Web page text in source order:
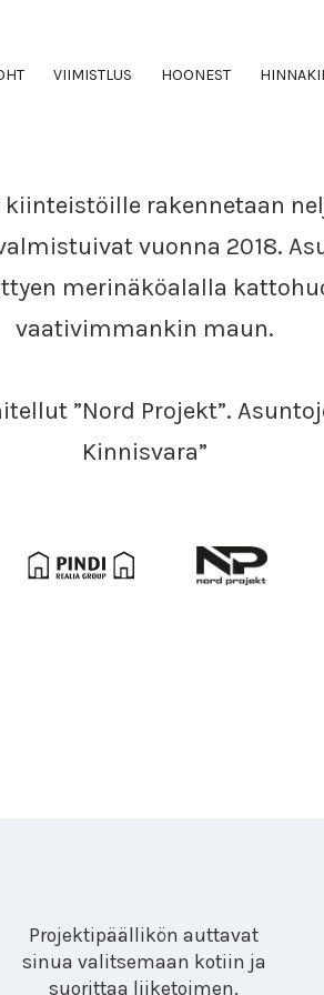
VIIMISTLUS HOONEST
YLEISTÄ
rakennetaan
vuonna 2018.
merinäköalalla
vaativimmankin maun.
”Nord Projekt”.
Kinnisvara”
Projektipäällikön auttavat
sinua valitsemaan kotiin ja
suorittaa liiketoimen.